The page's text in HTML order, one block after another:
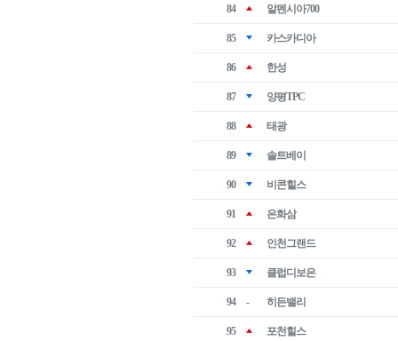
84 알펜시아700
85 카스카디아
86 한성
87 양평TPC
88 태광
89 솔트베이
90 비콘힐스
91 은화삼
92 인천그랜드
93 클럽디보은
94 - 히든밸리
95 포천힐스